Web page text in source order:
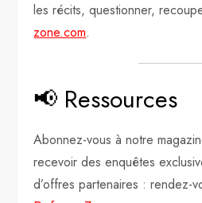
les récits, questionner,
zone.com.
📢 Ressources
Abonnez-vous à notre
recevoir des enquêtes
d’offres partenaires : rendez-